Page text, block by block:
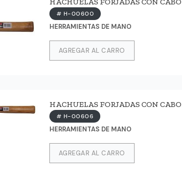
# H-00600
HERRAMIENTAS DE MANO
AGREGAR AL CARRO
HACHUELAS FORJADAS CON
# H-00606
HERRAMIENTAS DE MANO
AGREGAR AL CARRO